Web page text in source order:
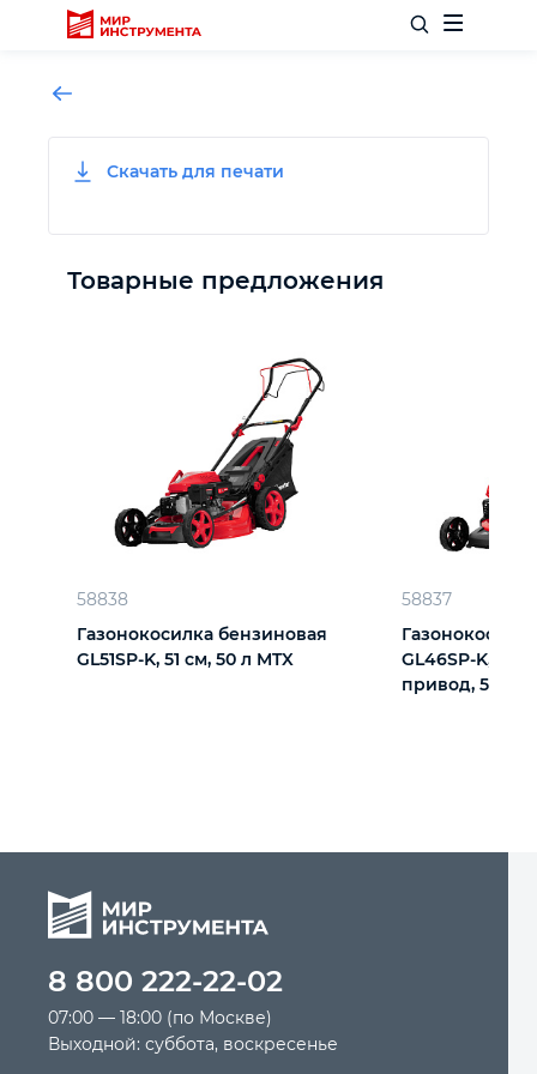
Отделочный инструмент
Измерительный инструмент
Силовое оборудование
Автомобильный инструмент
Крепежный инструмент
Скачать для печати
Товарные предложения
58838
Газонокосилка бензиновая
GL51SP-K, 51 см, 50 л MTX
58837
GL46SP-K, 145
привод, 50 л
8 800 222-22-02
07:00 — 18:00 (по Москве)
Выходной: суббота, воскресенье